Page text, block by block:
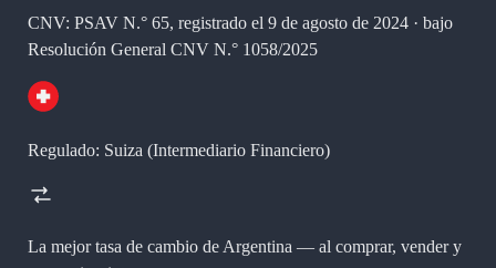
CNV: PSAV N.° 65, registrado el 9 de agosto de 2024 · bajo
Resolución General CNV N.° 1058/2025
Regulado: Suiza (Intermediario Financiero)
La mejor tasa de cambio de Argentina — al comprar, vender y